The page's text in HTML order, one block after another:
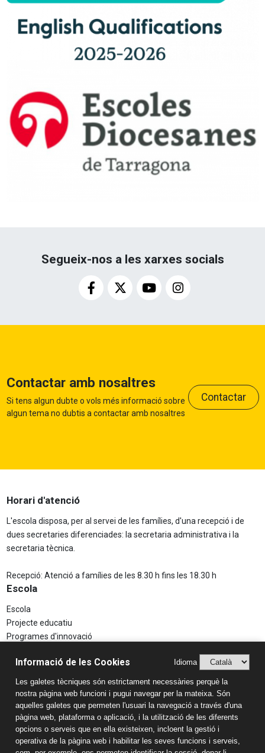
Segueix-nos a les xarxes socials
Contactar amb nosaltres
Si tens algun dubte o vols més informació sobre
algun tema no dubtis a contactar amb nosaltres
Contactar
Horari d'atenció
L'escola disposa, per al servei de les famílies, d'una recepció i de
dues secretaries diferenciades: la secretaria administrativa i la
secretaria tècnica.
Recepció: Atenció a famílies de les 8.30 h fins les 18.30 h
Escola
Escola
Projecte educatiu
Programes d'innovació
Aspectes Legals
Avís Legal
Política de Privacitat
Sistema Intern d’Informació (SIIF)
Estudis
Llar d'infants
Informació de les Cookies Idioma
Les galetes tècniques són estrictament necessàries perquè la
nostra pàgina web funcioni i pugui navegar per la mateixa. Són
aquelles galetes que permeten l'usuari la navegació a través d'una
pàgina web, plataforma o aplicació, i la utilització de les diferents
opcions o serveis que en ella existeixen, incloent la gestió i
operativa de la pàgina web i habilitar les seves funcions i serveis,